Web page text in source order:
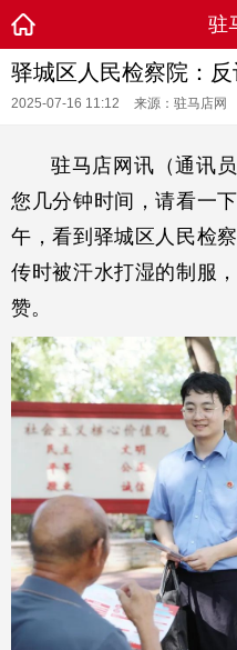
驻
驿城区人民检察院：
2025-07-16 11:12 来源：驻马店网
驻马店网讯（通讯
您几分钟时间，请看一
午，看到驿城区人民检
传时被汗水打湿的制服
赞。